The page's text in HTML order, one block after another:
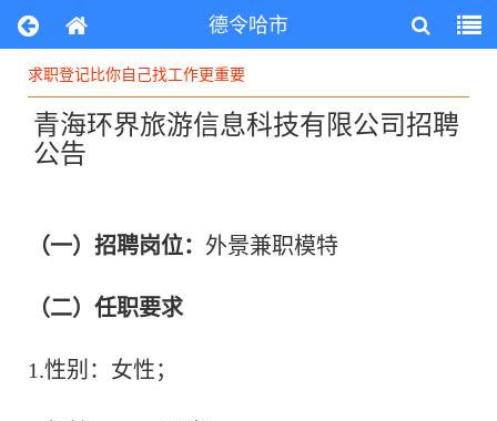
德令哈市
求职登记比你自己找工作更重要
求职登记比你自己找工作更重要
青海环界旅游信息科技有限公司招聘
公告
（一）招聘岗位： 外景兼职模特
（二）任职要求
1.性别：女性；